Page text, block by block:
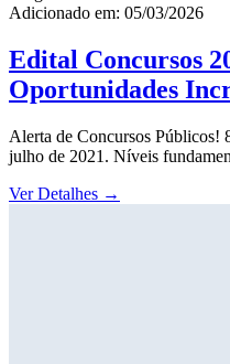
Adicionado em: 05/03/2026
Edital Concursos
Oportunidades
Alerta de Concursos Públicos!
julho de 2021. Níveis
Ver Detalhes →